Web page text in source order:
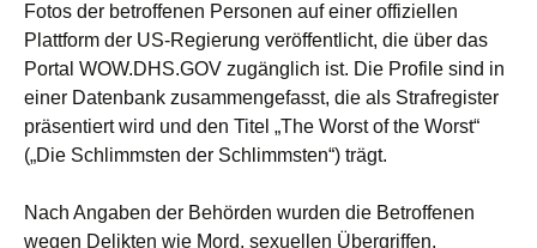
Fotos der betroffenen Personen auf einer offiziellen
Plattform der US-Regierung veröffentlicht, die über das
Portal WOW.DHS.GOV zugänglich ist. Die Profile sind in
einer Datenbank zusammengefasst, die als Strafregister
präsentiert wird und den Titel „The Worst of the Worst“
(„Die Schlimmsten der Schlimmsten“) trägt.
Nach Angaben der Behörden wurden die Betroffenen
wegen Delikten wie Mord, sexuellen Übergriffen,